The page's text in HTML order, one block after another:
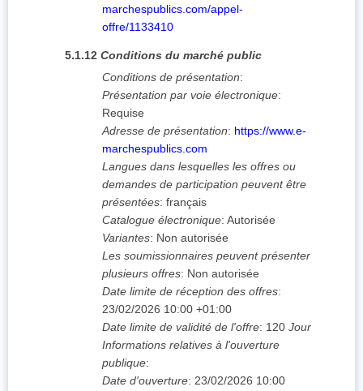
marchespublics.com/appel-
offre/1133410
5.1.12 Conditions du marché public
Conditions de présentation:
Présentation par voie électronique:
Requise
Adresse de présentation: https://www.e-
marchespublics.com
Langues dans lesquelles les offres ou
demandes de participation peuvent être
présentées: français
Catalogue électronique: Autorisée
Variantes: Non autorisée
Les soumissionnaires peuvent présenter
plusieurs offres: Non autorisée
Date limite de réception des offres:
23/02/2026 10:00 +01:00
Date limite de validité de l'offre: 120 Jour
Informations relatives à l'ouverture
publique:
Date d'ouverture: 23/02/2026 10:00